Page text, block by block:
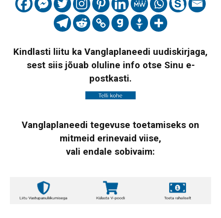
Kindlasti liitu ka Vanglaplaneedi uudiskirjaga,
sest siis jõuab oluline info otse Sinu e-
postkasti.
Vanglaplaneedi tegevuse toetamiseks on
mitmeid erinevaid viise,
vali endale sobivaim: